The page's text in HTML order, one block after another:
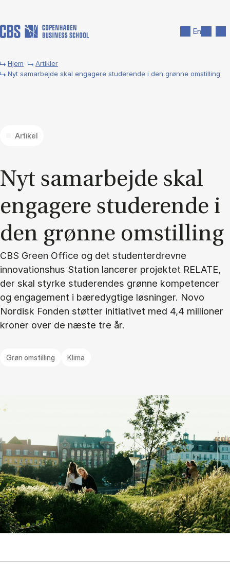
En
Hjem
Artikler
Nyt samarbejde skal engagere studerende i den grønne omstilling
Artikel
Nyt sam­ar­bej­de skal
en­ga­ge­re stu­de­ren­de i
den grøn­ne om­stil­ling
CBS Green Office og det studenterdrevne
innovationshus Station lancerer projektet RELATE,
der skal styrke studerendes grønne kompetencer
og engagement i bæredygtige løsninger. Novo
Nordisk Fonden støtter initiativet med 4,4 millioner
kroner over de næste tre år.
Grøn omstilling Klima